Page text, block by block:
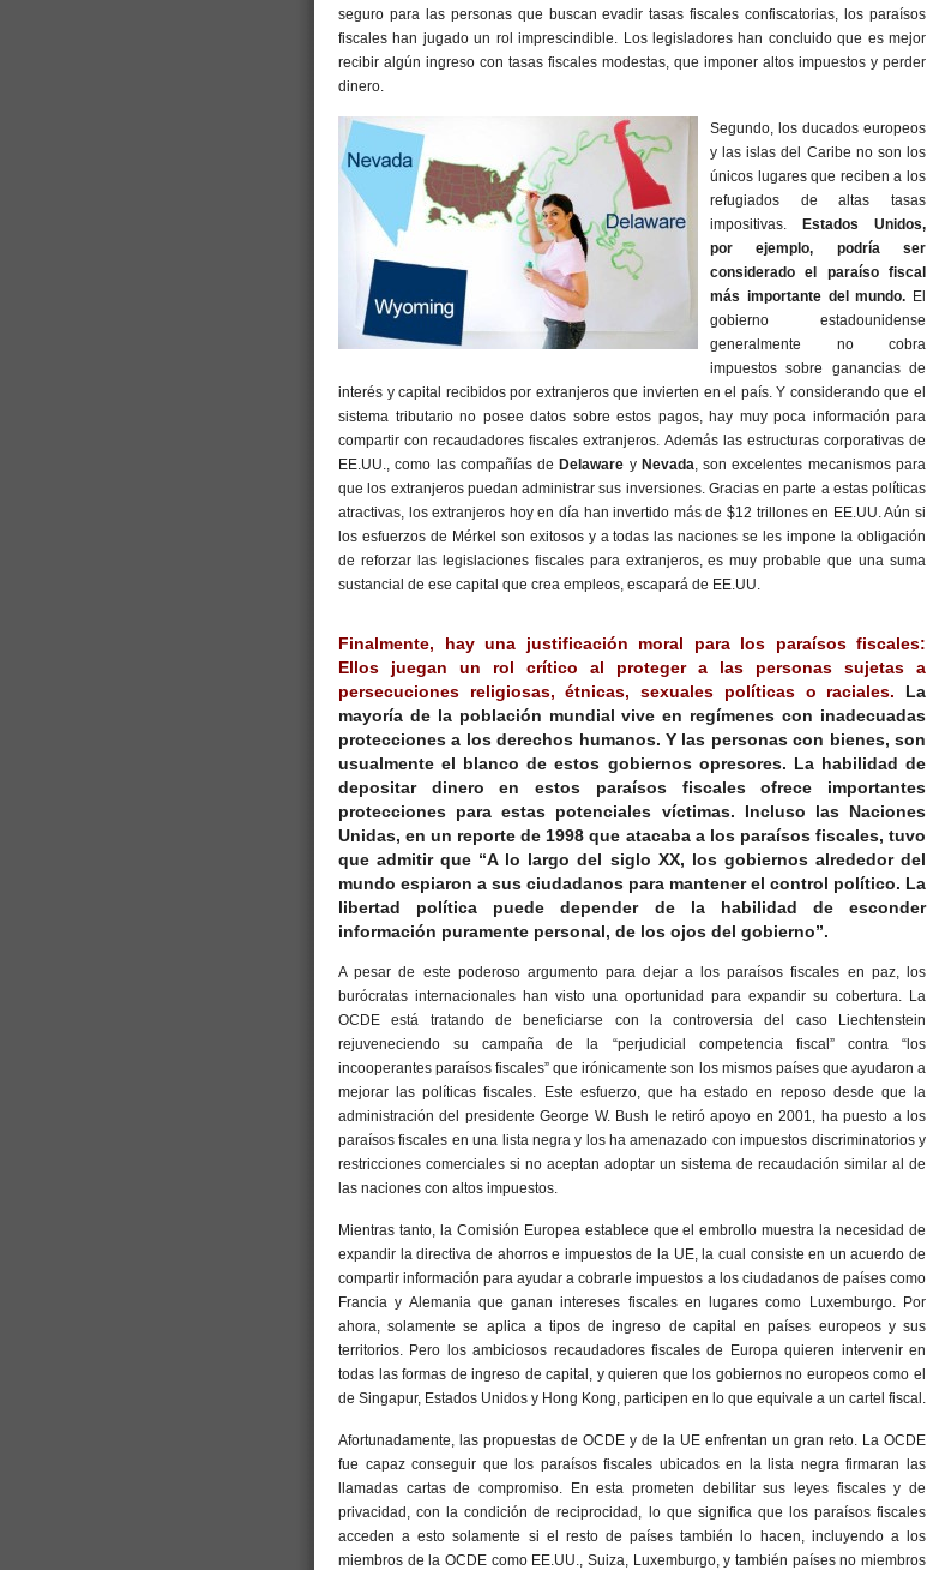
seguro para las personas que buscan evadir tasas fiscales confiscatorias, los paraísos
fiscales han jugado un rol imprescindible. Los legisladores han concluido que es mejor
recibir algún ingreso con tasas fiscales modestas, que imponer altos impuestos y perder
dinero.
Segundo, los ducados europeos
y las islas del Caribe no son los
únicos lugares que reciben a los
refugiados de altas tasas
impositivas.
Estados Unidos,
por ejemplo, podría ser
considerado el paraíso fiscal
más importante del mundo. El
gobierno estadounidense
generalmente no cobra
impuestos sobre ganancias de
interés y capital recibidos por extranjeros que invierten en el país. Y considerando que el
sistema tributario no posee datos sobre estos pagos, hay muy poca información para
compartir con recaudadores fiscales extranjeros. Además las estructuras corporativas de
EE.UU., como las compañías de Delaware y Nevada, son excelentes mecanismos para
que los extranjeros puedan administrar sus inversiones. Gracias en parte a estas políticas
atractivas, los extranjeros hoy en día han invertido más de $12 trillones en EE.UU. Aún si
los esfuerzos de Mérkel son exitosos y a todas las naciones se les impone la obligación
de reforzar las legislaciones fiscales para extranjeros, es muy probable que una suma
sustancial de ese capital que crea empleos, escapará de EE.UU.
Finalmente, hay una justificación moral para los paraísos fiscales:
Ellos juegan un rol crítico al proteger a las personas sujetas a
persecuciones religiosas, étnicas, sexuales políticas o raciales. La
mayoría de la población mundial vive en regímenes con inadecuadas
protecciones a los derechos humanos. Y las personas con bienes, son
usualmente el blanco de estos gobiernos opresores. La habilidad de
depositar dinero en estos paraísos fiscales ofrece importantes
protecciones para estas potenciales víctimas. Incluso las Naciones
Unidas, en un reporte de 1998 que atacaba a los paraísos fiscales, tuvo
que admitir que “A lo largo del siglo XX, los gobiernos alrededor del
mundo espiaron a sus ciudadanos para mantener el control político. La
libertad política puede depender de la habilidad de esconder
información puramente personal, de los ojos del gobierno”.
A pesar de este poderoso argumento para dejar a los paraísos fiscales en paz, los
burócratas internacionales han visto una oportunidad para expandir su cobertura. La
OCDE está tratando de beneficiarse con la controversia del caso Liechtenstein
rejuveneciendo su campaña de la “perjudicial competencia fiscal” contra “los
incooperantes paraísos fiscales” que irónicamente son los mismos países que ayudaron a
mejorar las políticas fiscales. Este esfuerzo, que ha estado en reposo desde que la
administración del presidente George W. Bush le retiró apoyo en 2001, ha puesto a los
paraísos fiscales en una lista negra y los ha amenazado con impuestos discriminatorios y
restricciones comerciales si no aceptan adoptar un sistema de recaudación similar al de
las naciones con altos impuestos.
Mientras tanto, la Comisión Europea establece que el embrollo muestra la necesidad de
expandir la directiva de ahorros e impuestos de la UE, la cual consiste en un acuerdo de
compartir información para ayudar a cobrarle impuestos a los ciudadanos de países como
Francia y Alemania que ganan intereses fiscales en lugares como Luxemburgo. Por
ahora, solamente se aplica a tipos de ingreso de capital en países europeos y sus
territorios. Pero los ambiciosos recaudadores fiscales de Europa quieren intervenir en
todas las formas de ingreso de capital, y quieren que los gobiernos no europeos como el
de Singapur, Estados Unidos y Hong Kong, participen en lo que equivale a un cartel fiscal.
Afortunadamente, las propuestas de OCDE y de la UE enfrentan un gran reto. La OCDE
fue capaz conseguir que los paraísos fiscales ubicados en la lista negra firmaran las
llamadas cartas de compromiso. En esta prometen debilitar sus leyes fiscales y de
privacidad, con la condición de reciprocidad, lo que significa que los paraísos fiscales
acceden a esto solamente si el resto de países también lo hacen, incluyendo a los
miembros de la OCDE como EE.UU., Suiza, Luxemburgo, y también países no miembros